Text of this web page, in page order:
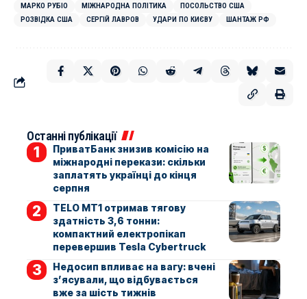
МАРКО РУБІО
МІЖНАРОДНА ПОЛІТИКА
ПОСОЛЬСТВО США
РОЗВІДКА США
СЕРГІЙ ЛАВРОВ УДАРИ ПО КИЄВУ ШАНТАЖ РФ
Останні публікації
ПриватБанк знизив комісію на
міжнародні перекази: скільки
заплатять українці до кінця
серпня
TELO MT1 отримав тягову
здатність 3,6 тонни:
компактний електропікап
перевершив Tesla Cybertruck
Недосип впливає на вагу: вчені
з’ясували, що відбувається
вже за шість тижнів